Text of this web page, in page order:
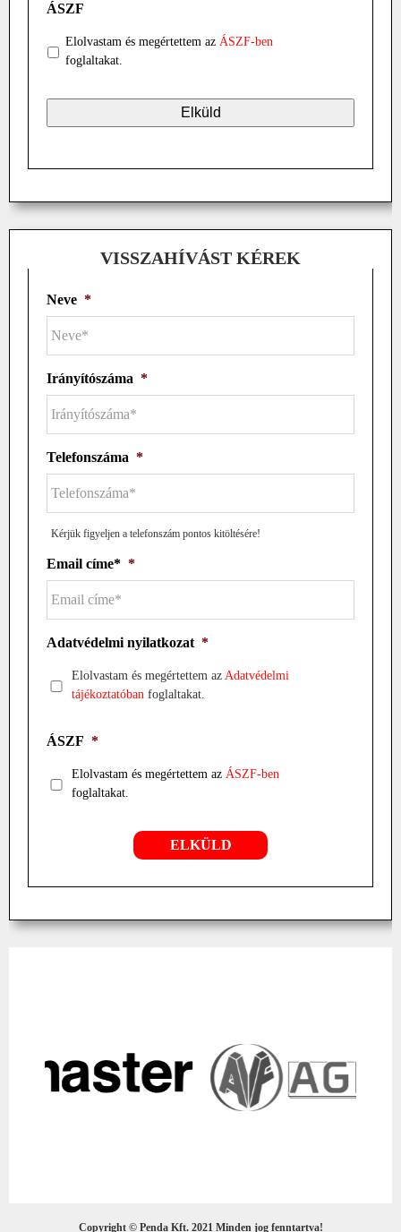
ÁSZF
Elolvastam és megértettem az ÁSZF-ben
foglaltakat.
VISSZAHÍVÁST KÉREK
Neve *
Irányítószáma *
Telefonszáma *
Kérjük figyeljen a telefonszám pontos kitöltésére!
Email címe* *
Adatvédelmi nyilatkozat *
Elolvastam és megértettem az Adatvédelmi
tájékoztatóban foglaltakat.
ÁSZF *
Elolvastam és megértettem az ÁSZF-ben
foglaltakat.
Copyright © Penda Kft. 2021 Minden jog fenntartva!